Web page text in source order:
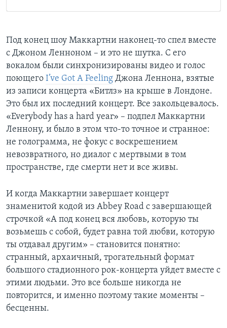
Под конец шоу Маккартни наконец-то спел вместе
с Джоном Ленноном – и это не шутка. C его
вокалом были синхронизированы видео и голос
поющего I’ve Got A Feeling Джона Леннона, взятые
из записи концерта «Битлз» на крыше в Лондоне.
Это был их последний концерт. Все закольцевалось.
«Everybody has a hard year» – подпел Маккартни
Леннону, и было в этом что-то точное и странное:
не голограмма, не фокус с воскрешением
невозвратного, но диалог с мертвыми в том
пространстве, где смерти нет и все живы.
И когда Маккартни завершает концерт
знаменитой кодой из Abbey Road с завершающей
строчкой «А под конец вся любовь, которую ты
возьмешь с собой, будет равна той любви, которую
ты отдавал другим» – становится понятно:
странный, архаичный, трогательный формат
большого стадионного рок-концерта уйдет вместе с
этими людьми. Это все больше никогда не
повторится, и именно поэтому такие моменты –
бесценны.